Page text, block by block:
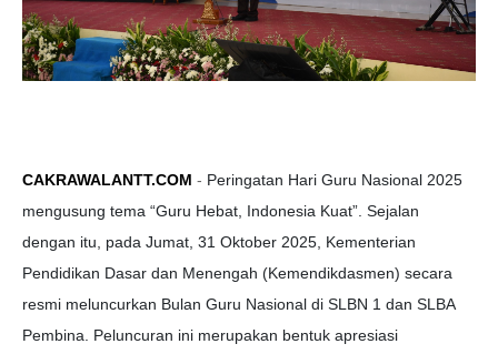
CAKRAWALANTT.COM - Peringatan Hari Guru Nasional 2025
mengusung tema “Guru Hebat, Indonesia Kuat”. Sejalan
dengan itu, pada Jumat, 31 Oktober 2025, Kementerian
Pendidikan Dasar dan Menengah (Kemendikdasmen) secara
resmi meluncurkan Bulan Guru Nasional di SLBN 1 dan SLBA
Pembina. Peluncuran ini merupakan bentuk apresiasi